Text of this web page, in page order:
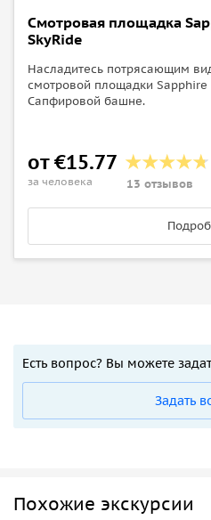
Смотровая площадка
SkyRide
Насладитесь потрясающим
смотровой площадки Sapphire
Сапфировой башне.
от €15.77
за человека 13 отзывов
Есть вопрос? Вы можете
Задать
Похожие экскурсии